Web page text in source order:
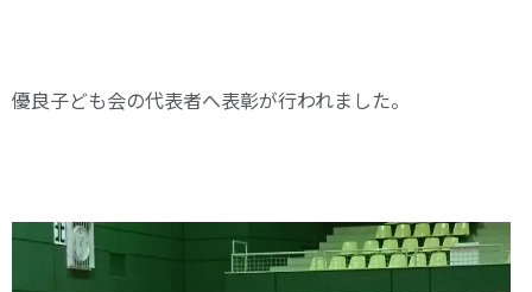
優良子ども会の代表者へ表彰が行われました。